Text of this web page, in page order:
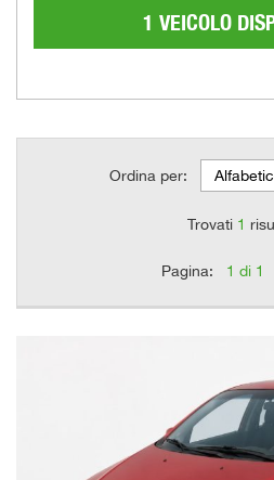
1 VEICOLO
Ordina per:
Trovati 1
Pagina: 1 di 1